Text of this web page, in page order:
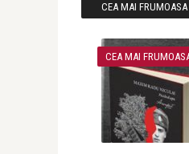
CEA MAI FRUMOASA
CEA MAI